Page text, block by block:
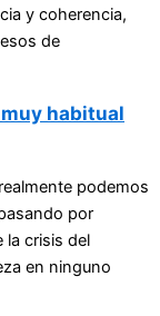
y coherencia,
de
habitual
podemos
por
la crisis del
en ninguno